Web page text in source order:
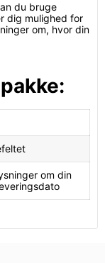
du bruge
dig mulighed for
om, hvor din
om din